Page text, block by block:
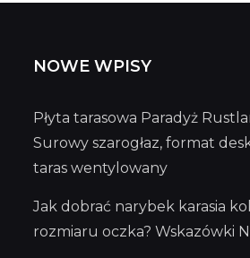
NOWE WPISY
Płyta tarasowa Paradyż
Surowy szarogłaz, format
taras wentylowany
Jak dobrać narybek karasia
rozmiaru oczka? Wskazówki